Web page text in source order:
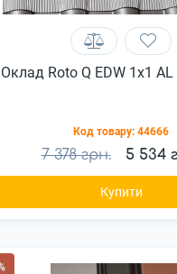
Оклад Roto Q EDW 1x1
Код товару: 44666
7 378 грн. 5 534
Купити